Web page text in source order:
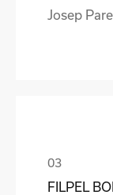
Josep
FILPEL